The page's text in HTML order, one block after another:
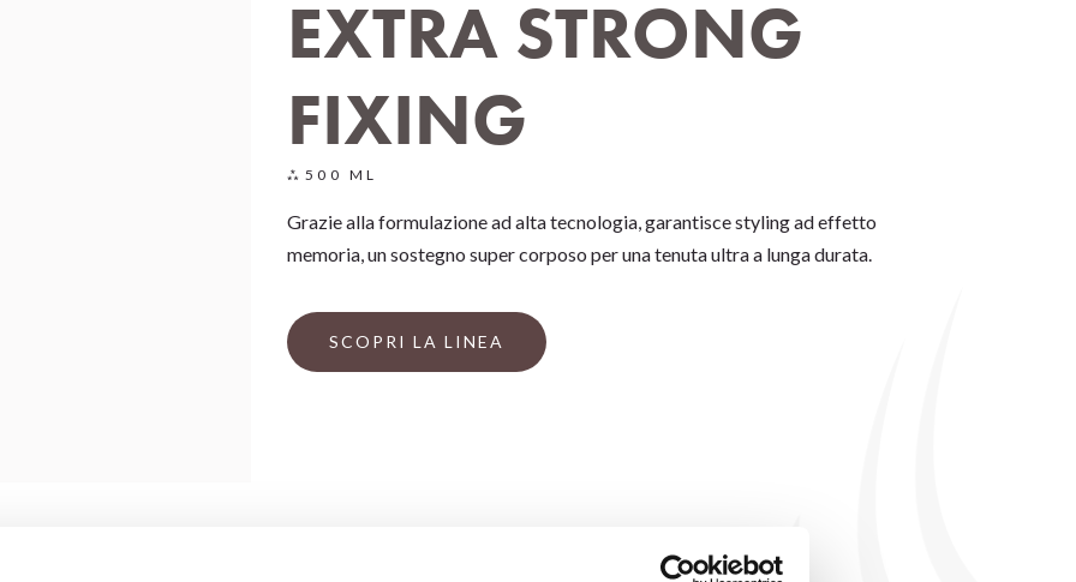
EXTRA STRONG
FIXING
500 ML
Grazie alla formulazione ad alta tecnologia, garantisce styling ad effetto
memoria, un sostegno super corposo per una tenuta ultra a lunga durata.
SCOPRI LA LINEA